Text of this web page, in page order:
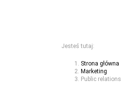
Jesteś tutaj:
Strona główna
Marketing
Public relations